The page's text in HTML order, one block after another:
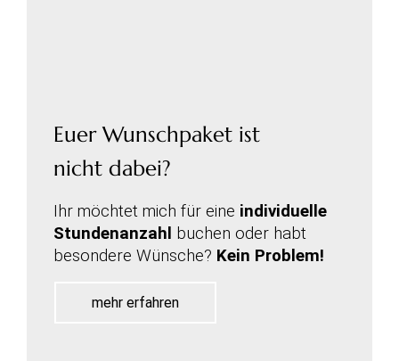
Euer Wunschpaket ist
nicht dabei?
Ihr möchtet mich für eine individuelle
Stundenanzahl buchen oder habt
besondere Wünsche? Kein Problem!
mehr erfahren